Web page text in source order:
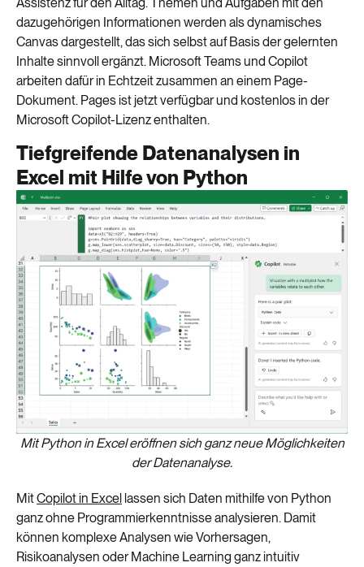
dazugehörigen Informationen werden alsdynamisches
Canvasdargestellt, das sich selbst auf Basis der gelernten
Inhalte sinnvoll ergänzt. Microsoft Teams und Copilot
arbeiten dafür in Echtzeit zusammen an einem Page-
Dokument. Pages ist jetzt verfügbar und kostenlos in der
Microsoft Copilot-Lizenz enthalten.
Tiefgreifende Datenanalysen in
Excel mit Hilfe von Python
Mit Python in Excel eröffnen sich ganz neue Möglichkeiten
der Datenanalyse.
MitCopilot in Excel lassen sich Daten mithilfe von Python
ganz ohne Programmierkenntnisse analysieren. Damit
können komplexe Analysen wie Vorhersagen,
Risikoanalysen oder Machine Learning ganz intuitiv